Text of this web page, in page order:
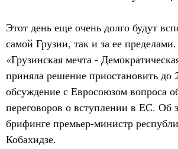
Этот день еще очень долго будут
самой Грузии, так и за ее
«Грузинская мечта -
приняла решение приостановить до
обсуждение с Евросоюзом вопроса
переговоров о вступлении в ЕС. Об
брифинге премьер-министр
Кобахидзе.